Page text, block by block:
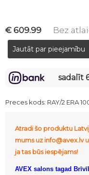
€ 609.99 Bez
sadalīt
Preces kods: RAY/2 ERA
Atradi šo produktu
mums uz info@avex.lv
ja tas būs iespējams!
AVEX salons tagad